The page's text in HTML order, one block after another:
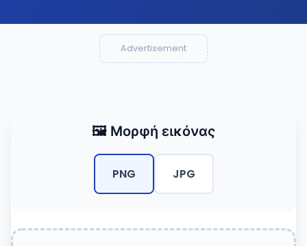
Advertisement
🖼️ Μορφή εικόνας
PNG JPG